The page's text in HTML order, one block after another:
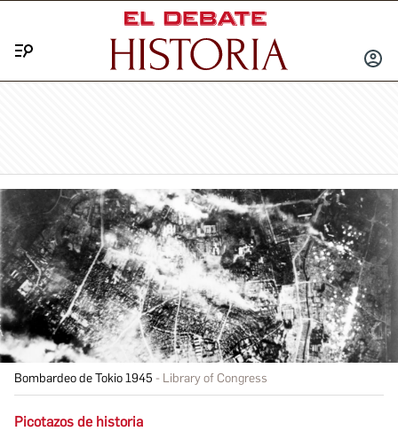
INICIAR
Bombardeo de Tokio 1945 Library of Congress
Picotazos de historia